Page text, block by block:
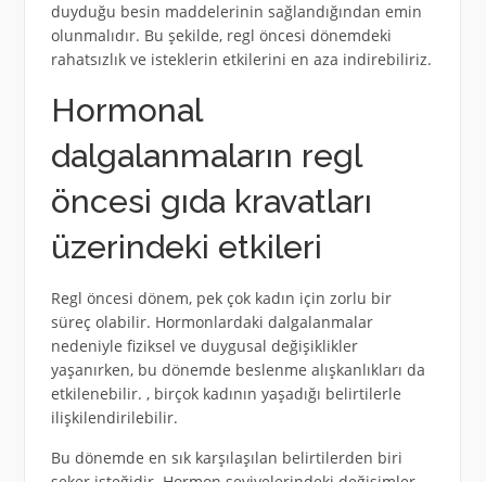
duyduğu besin maddelerinin sağlandığından emin
olunmalıdır. Bu şekilde, regl öncesi dönemdeki
rahatsızlık ve isteklerin etkilerini en aza indirebiliriz.
Hormonal
dalgalanmaların regl
öncesi gıda kravatları
üzerindeki etkileri
Regl öncesi dönem, pek çok kadın için zorlu bir
süreç olabilir. Hormonlardaki dalgalanmalar
nedeniyle fiziksel ve duygusal değişiklikler
yaşanırken, bu dönemde beslenme alışkanlıkları da
etkilenebilir. , birçok kadının yaşadığı belirtilerle
ilişkilendirilebilir.
Bu dönemde en sık karşılaşılan belirtilerden biri